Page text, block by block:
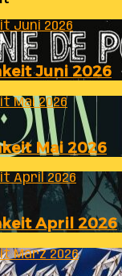
Juni 2026
Juni 2026
Mai 2026
Mai 2026
April 2026
April 2026
März 2026